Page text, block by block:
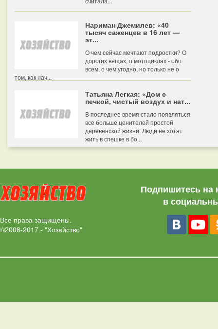
Нариман Джемилев: «40
тысяч саженцев в 16 лет —
эт...
О чем сейчас мечтают подростки? О
дорогих вещах, о мотоциклах - обо
всем, о чем угодно, но только не о
том, как нач...
Татьяна Легкая: «Дом с
печкой, чистый воздух и нат...
В последнее время стало появляться
все больше ценителей простой
деревенской жизни. Люди не хотят
жить в спешке в бо...
Все права защищены.
©2008-2017 - "Хозяйство"
Подпишитесь на
в